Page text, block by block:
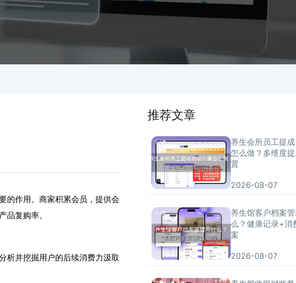
的作用。商家积累会员，提供会
品复购率。
析并挖掘用户的后续消费力汲取
推荐文章
养生会所员工提
怎么做？多维度
置
2026-08-07
养生馆客户档案
么？健康记录+消
案
2026-08-07